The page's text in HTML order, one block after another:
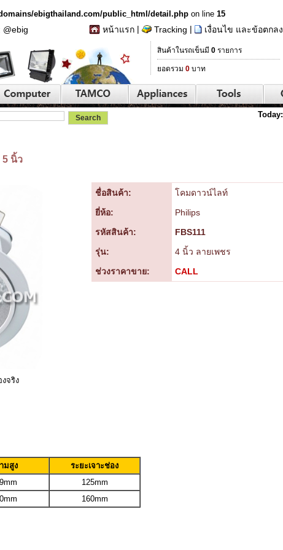
ebigthailand.com/public_html/detail.phpon line 15
หน้าแรก | Tracking | เงื่อนไข และข้อตกลง
สินค้าในรถเข็นมี 0 รายการ
ยอดรวม 0 บาท
Today:
นิ้ว
จริง
ชื่อสินค้า:
โคมดาวน์ไลท์
ยี่ห้อ:
Philips
รหัสสินค้า:
FBS111
รุ่น:
4 นิ้ว ลายเพชร
ช่วงราคาขาย:
CALL
มสูง
ระยะเจาะช่อง
125mm
160mm